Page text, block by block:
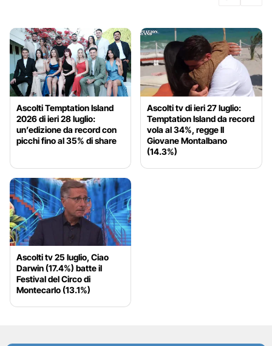
Ascolti Temptation Island
2026 di ieri 28 luglio:
un’edizione da record con
picchi fino al 35% di share
Ascolti tv di ieri 27 luglio:
Temptation Island da record
vola al 34%, regge Il
Giovane Montalbano
(14.3%)
Ascolti tv 25 luglio, Ciao
Darwin (17.4%) batte il
Festival del Circo di
Montecarlo (13.1%)